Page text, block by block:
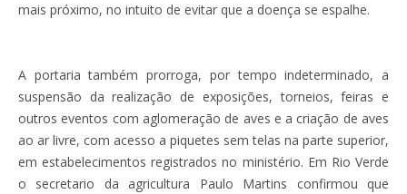
mais próximo, no intuito de evitar que a doença se espalhe.
A portaria também prorroga, por tempo indeterminado, a
suspensão da realização de exposições, torneios, feiras e
outros eventos com aglomeração de aves e a criação de aves
ao ar livre, com acesso a piquetes sem telas na parte superior,
em estabelecimentos registrados no ministério. Em Rio Verde
o secretario da agricultura Paulo Martins confirmou que